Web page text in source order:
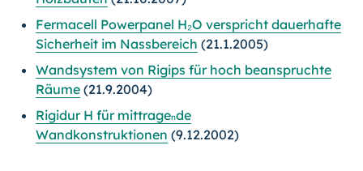
Fermacell Powerpanel H₂O verspricht dauerhafte
Sicherheit im Nassbereich (21.1.2005)
Wandsystem von Rigips für hoch beanspruchte
Räume (21.9.2004)
Rigidur H für mittragende
Wandkonstruktionen (9.12.2002)